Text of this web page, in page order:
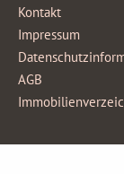
Kontakt
Impressum
AGB